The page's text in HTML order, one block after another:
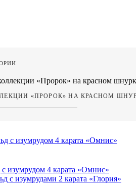
«ПРОРОК» НА КРАСНОМ
изумрудом 4 карата «Омнис»